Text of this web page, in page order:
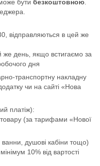
бути безкоштовною
відправляються в цей же
день, якщо встигаємо за
дня
транспортну накладну
чи на сайті «Нова
платіж):
товару (за тарифами «Нової
душові кабіни тощо)
10% від вартості